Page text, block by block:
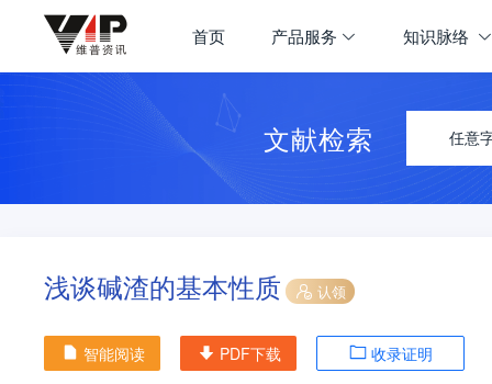
首页 产品服务 知识脉络
文献检索 任意
浅谈碱渣的基本性质 认领
智能阅读 PDF下载 收录证明